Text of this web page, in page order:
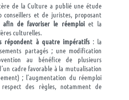
de la Culture a publié une étude
conseillers et de juristes, proposant
afin de favoriser le réemploi et la
culturelles.
répondent à quatre impératifs: la
partagés ; une modification
au bénéfice de plusieurs
cadre favorable à la mutualisation
; l’augmentation du réemploi
des règles, notamment de